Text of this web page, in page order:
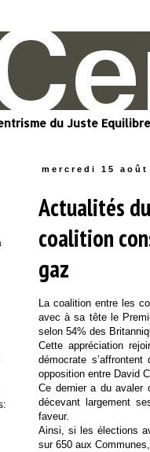
du Juste Equilibre
mercredi 15 août
Actualités
coalition
gaz
La coalition entre les
avec à sa tête le
selon 54% des
Cette appréciation
démocrate
opposition entre David
Ce dernier a du avaler
décevant largement
faveur.
Ainsi, si les élections
sur 650 aux